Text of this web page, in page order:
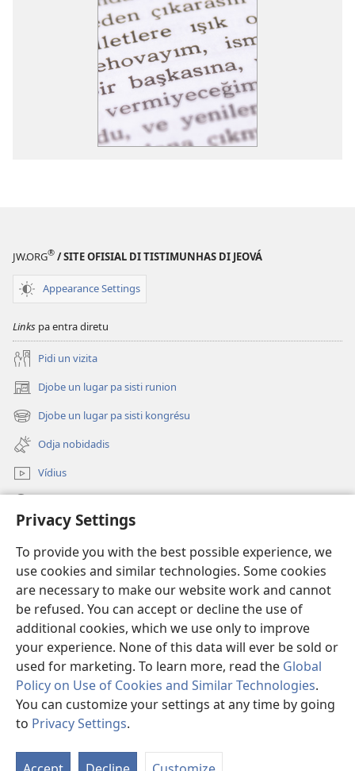
Privacy Settings
To provide you with the best possible experience, we
use cookies and similar technologies. Some cookies
are necessary to make our website work and cannot
be refused. You can accept or decline the use of
additional cookies, which we use only to improve
your experience. None of this data will ever be sold or
used for marketing. To learn more, read the Global
Policy on Use of Cookies and Similar Technologies.
You can customize your settings at any time by going
to Privacy Settings.
JW.ORG® / SITE OFISIAL DI TISTIMUNHAS DI JEOVÁ
Appearance Settings
Links pa entra diretu
Pidi un vizita
Djobe un lugar pa sisti runion
(abri
un
janéla
novu)
Djobe un lugar pa sisti kongrésu
(abri
un
janéla
novu)
Odja nobidadis
Vídius
(abri
janéla
novu)
Bibliotéka na internet
(abri
un
janéla
novu)
JW Hub ®
(abri
un
janéla
novu)
Copyright© 2026 Watch Tower Bible and Tract Society of Pennsylvania.
RÉGRAS DI UZU|RÉGRAS DI PRIVASIDADI